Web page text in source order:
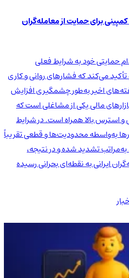
برای حمایت از معامله‌گران
حمایتی خود به شرایط فعلی
تأکید می‌کند که فشارهای روانی و کاری
اخیر به‌طور چشمگیری افزایش
مالی یکی از مشاغلی است که
و استرس بالا همراه است. در شرایط
به‌واسطه محدودیت‌ها و قطعی تقریباً
تشدید شده و در نتیجه،
ایرانی به نقطه‌ای بحرانی رسیده